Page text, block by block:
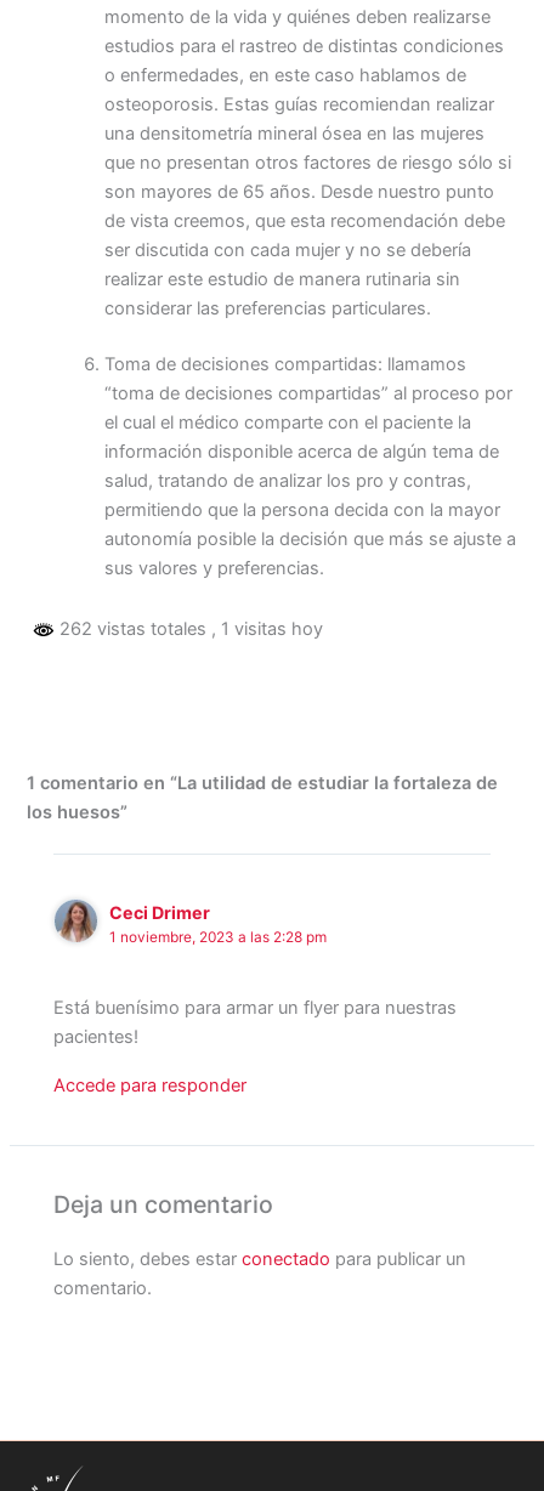
momento de la vida y quiénes deben realizarse
estudios para el rastreo de distintas condiciones
o enfermedades, en este caso hablamos de
osteoporosis. Estas guías recomiendan realizar
una densitometría mineral ósea en las mujeres
que no presentan otros factores de riesgo sólo si
son mayores de 65 años. Desde nuestro punto
de vista creemos, que esta recomendación debe
ser discutida con cada mujer y no se debería
realizar este estudio de manera rutinaria sin
considerar las preferencias particulares.
Toma de decisiones compartidas: llamamos
“toma de decisiones compartidas” al proceso por
el cual el médico comparte con el paciente la
información disponible acerca de algún tema de
salud, tratando de analizar los pro y contras,
permitiendo que la persona decida con la mayor
autonomía posible la decisión que más se ajuste a
sus valores y preferencias.
262 vistas totales , 1 visitas hoy
1 comentario en “La utilidad de estudiar la fortaleza de
los huesos”
Ceci Drimer
1 noviembre, 2023 a las 2:28 pm
Está buenísimo para armar un flyer para nuestras
pacientes!
Accede para responder
Deja un comentario
Lo siento, debes estarconectado para publicar un
comentario.